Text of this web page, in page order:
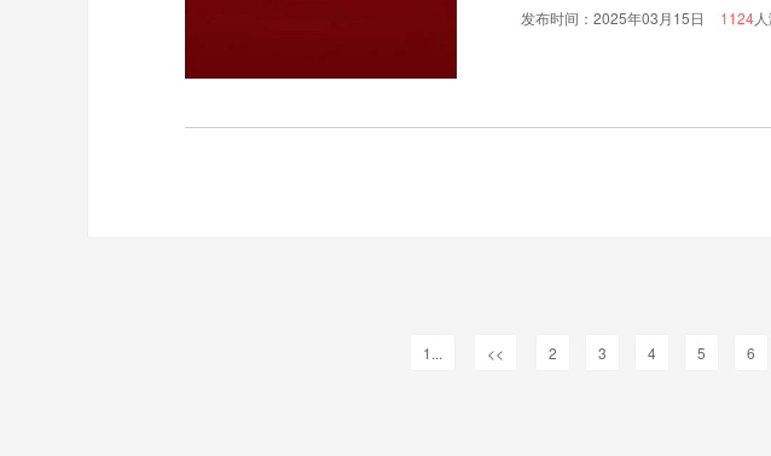
之间的合作与交往。
发布时间：2025年03月15日 1124
1... << 2 3 4 5 6